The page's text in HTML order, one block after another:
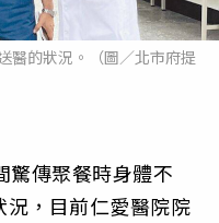
醫的狀況。（圖／北市府提
驚傳聚餐時身體不
，目前仁愛醫院院